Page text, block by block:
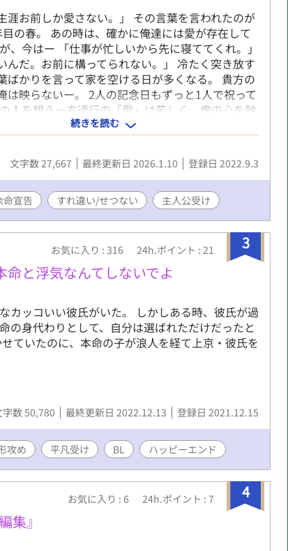
たソンジュは、かねてより計画していたユンファ
プレゼント」――「貞操帯」を持って帰ってきて
はこれまで貴方との約束を厳守してきました。今
俺との約束を守る番です――。』 そうしてバイブ
帯を無理やりユンファにつけ、今度は自分の「言
なることを約束させたソンジュだったが、ユンフ
人しくて…――？ 【2026年3月より始まった新制
著作物裁定制度』における意思表示（念のた
ト・作中内文章はもちろん、表紙絵やあらすじ等
の一切の無断利用を禁じます（AI学習等含む）。
涯お前しか愛さない。」 その言葉を言われたのが
の春。 あの時は、確かに俺達には愛が存在して
、今はー 「仕事が忙しいから先に寝ててくれ。」
んだ。お前に構ってられない。」 冷たく突き放す
ばかりを言って家を空ける日が多くなる。 貴方の
は映らないー。 2人の記念日もずっと1人で祝って
人を想う一方通行の「愛」は苦しく、俺の心を蝕
そんなある日、体の不調で病院を受診した際医者
告を受ける。 あの人の電話はいつも着信拒否。診
えようにも伝えられない。 ーもういっそ秘密にし
過ごそうかな。ー ※主人公が悲しい目にあいます。
メーカー]マサキ様からお借りしました。
続きを読む
文字数 27,667 最終更新日 2026.1.10 登録日 2022.9.3
命宣告 すれ違い/せつない 主人公受け
3
お気に入り : 316 24h.ポイント : 21
命と浮気なんてしないでよ
カッコいい彼氏がいた。 しかしある時、彼氏が過
の身代わりとして、自分は選ばれただけだったと
ていたのに、本命の子が浪人を経て上京・彼氏を
字数 50,780 最終更新日 2022.12.13 登録日 2021.12.15
攻め 平凡受け BL ハッピーエンド
4
お気に入り : 6 24h.ポイント : 7
集』